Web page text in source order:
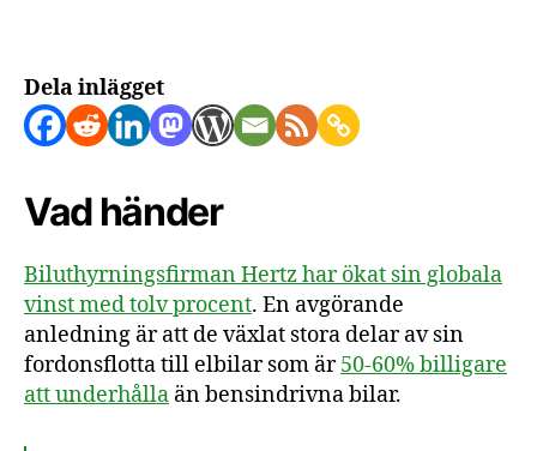
Dela inlägget
Vad händer
Biluthyrningsfirman Hertz har ökat sin globala
vinst med tolv procent. En avgörande
anledning är att de växlat stora delar av sin
fordonsflotta till elbilar som är50-60% billigare
att underhålla än bensindrivna bilar.